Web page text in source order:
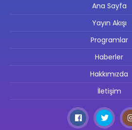
Ana Sayfa
Yayın Akışı
Programlar
Haberler
Hakkımızda
İletişim